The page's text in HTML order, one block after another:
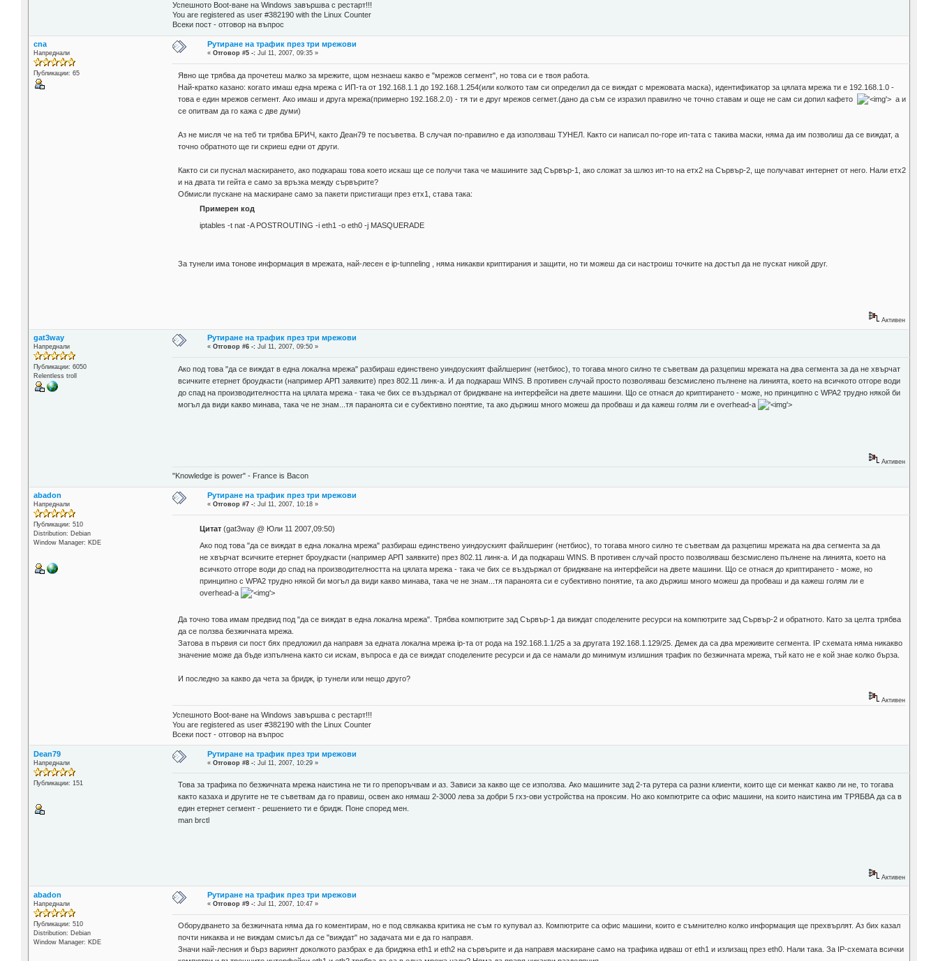
Успешното Boot-ване на Windows завършва с рестарт!!!
You are registered as user #382190 with the Linux Counter
Всеки пост - отговор на въпрос
cna
Напреднали
Публикации: 65
Рутиране на трафик през три мрежови
«Отговор #5 -: Jul 11, 2007, 09:35 »
Явно ще трябва да прочетеш малко за мрежите, щом незнаеш какво е "мрежов сегмент", но това си е твоя работа.
Най-кратко казано: когато имаш една мрежа с ИП-та от 192.168.1.1 до 192.168.1.254(или колкото там си определил да се виждат с мрежовата маска), идентификатор за цялата мрежа ти е 192.168.1.0 -
това е един мрежов сегмент. Ако имаш и друга мрежа(примерно 192.168.2.0) - тя ти е друг мрежов сегмет.(дано да съм се изразил правилно че точно ставам и още не сам си допил кафето
'> а и
се опитвам да го кажа с две думи)
Аз не мисля че на теб ти трябва БРИЧ, както Деан79 те посъветва. В случая по-правилно е да използваш ТУНЕЛ. Както си написал по-горе ип-тата с такива маски, няма да им позволиш да се виждат, а
точно обратното ще ги скриеш едни от други.
Както си си пуснал маскирането, ако подкараш това което искаш ще се получи така че машините зад Сървър-1, ако сложат за шлюз ип-то на етх2 на Сървър-2, ще получават интернет от него. Нали етх2
и на двата ти гейта е само за връзка между сървърите?
Обмисли пускане на маскиране само за пакети пристигащи през етх1, става така:
Примерен код
iptables -t nat -A POSTROUTING -i eth1 -o eth0 -j MASQUERADE
За тунели има тонове информация в мрежата, най-лесен е ip-tunneling , няма никакви криптирания и защити, но ти можеш да си настроиш точките на достъп да не пускат никой друг.
Активен
gat3way
Напреднали
Публикации: 6050
Relentless troll
Рутиране на трафик през три мрежови
«Отговор #6 -: Jul 11, 2007, 09:50 »
Ако под това "да се виждат в една локална мрежа" разбираш единствено уиндоуският файлшеринг (нетбиос), то тогава много силно те съветвам да разцепиш мрежата на два сегмента за да не хвърчат
всичките етернет броудкасти (например АРП заявките) през 802.11 линк-а. И да подкараш WINS. В противен случай просто позволяваш безсмислено пълнене на линията, което на всичкото отгоре води
до спад на производителността на цялата мрежа - така че бих се въздържал от бриджване на интерфейси на двете машини. Що се отнася до криптирането - може, но принципно с WPA2 трудно някой би
могъл да види какво минава, така че не знам...тя параноята си е субективно понятие, та ако държиш много можеш да пробваш и да кажеш голям ли е overhead-a
'>
Активен
"Knowledge is power" - France is Bacon
abadon
Напреднали
Публикации: 510
Distribution: Debian
Window Manager: KDE
Рутиране на трафик през три мрежови
«Отговор #7 -: Jul 11, 2007, 10:18 »
Цитат(gat3way @ Юли 11 2007,09:50)
Ако под това "да се виждат в една локална мрежа" разбираш единствено уиндоуският файлшеринг (нетбиос), то тогава много силно те съветвам да разцепиш мрежата на два сегмента за да
не хвърчат всичките етернет броудкасти (например АРП заявките) през 802.11 линк-а. И да подкараш WINS. В противен случай просто позволяваш безсмислено пълнене на линията, което на
всичкото отгоре води до спад на производителността на цялата мрежа - така че бих се въздържал от бриджване на интерфейси на двете машини. Що се отнася до криптирането - може, но
принципно с WPA2 трудно някой би могъл да види какво минава, така че не знам...тя параноята си е субективно понятие, та ако държиш много можеш да пробваш и да кажеш голям ли е
overhead-a
'>
Да точно това имам предвид под "да се виждат в една локална мрежа". Трябва компютрите зад Сървър-1 да виждат споделените ресурси на компютрите зад Сървър-2 и обратното. Като за целта трябва
да се ползва безжичната мрежа.
Затова в първия си пост бях предложил да направя за едната локална мрежа ip-та от рода на 192.168.1.1/25 а за другата 192.168.1.129/25. Демек да са два мреживите сегмента. IP схемата няма никакво
значение може да бъде изпълнена както си искам, въпроса е да се виждат споделените ресурси и да се намали до минимум излишния трафик по безжичната мрежа, тъй като не е кой знае колко бърза.
И последно за какво да чета за бридж, ip тунели или нещо друго?
Активен
Успешното Boot-ване на Windows завършва с рестарт!!!
You are registered as user #382190 with the Linux Counter
Всеки пост - отговор на въпрос
Dean79
Напреднали
Публикации: 151
Рутиране на трафик през три мрежови
«Отговор #8 -: Jul 11, 2007, 10:29 »
Това за трафика по безжичната мрежа наистина не ти го препоръчвам и аз. Зависи за какво ще се използва. Ако машините зад 2-та рутера са разни клиенти, които ще си менкат какво ли не, то тогава
както казаха и другите не те съветвам да го правиш, освен ако нямаш 2-3000 лева за добри 5 гхз-ови устройства на проксим. Но ако компютрите са офис машини, на които наистина им ТРЯБВА да са в
един етернет сегмент - решението ти е бридж. Поне според мен.
man brctl
Активен
abadon
Напреднали
Публикации: 510
Distribution: Debian
Window Manager: KDE
Рутиране на трафик през три мрежови
«Отговор #9 -: Jul 11, 2007, 10:47 »
Оборудването за безжичната няма да го коментирам, но е под свякаква критика не съм го купувал аз. Компютрите са офис машини, които е съмнително колко информация ще прехвърлят. Аз бих казал
почти никаква и не виждам смисъл да се "виждат" но задачата ми е да го направя.
Значи най-лесния и бърз вариянт доколкото разбрах е да бриджна eth1 и eth2 на сървърите и да направя маскиране само на трафика идваш от eth1 и излизащ през eth0. Нали така. За IP-схемата всички